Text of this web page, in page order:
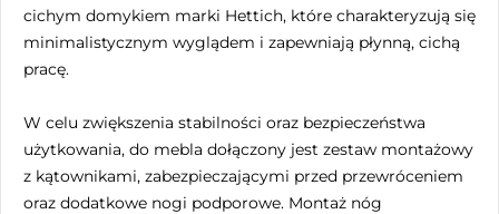
cichym domykiem marki Hettich, które charakteryzują się
minimalistycznym wyglądem i zapewniają płynną, cichą
pracę.
W celu zwiększenia stabilności oraz bezpieczeństwa
użytkowania, do mebla dołączony jest zestaw montażowy
z kątownikami, zabezpieczającymi przed przewróceniem
oraz dodatkowe nogi podporowe. Montaż nóg